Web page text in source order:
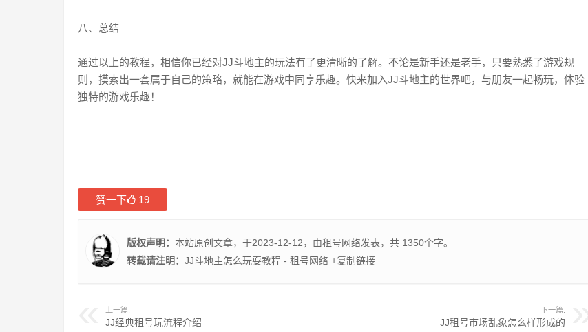
八、总结
通过以上的教程，相信你已经对JJ斗地主的玩法有了更清晰的了解。不论是新手还是老手，只要熟悉了游戏规
则，摸索出一套属于自己的策略，就能在游戏中同享乐趣。快来加入JJ斗地主的世界吧，与朋友一起畅玩，体验
独特的游戏乐趣！
赞一下 19
版权声明： 本站原创文章，于2023-12-12，由租号网络发表，共 1350个字。
转载请注明： JJ斗地主怎么玩耍教程 - 租号网络 +复制链接
上一篇:
JJ经典租号玩流程介绍
下一篇:
JJ租号市场乱象怎么样形成的